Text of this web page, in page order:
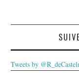
Tweets by